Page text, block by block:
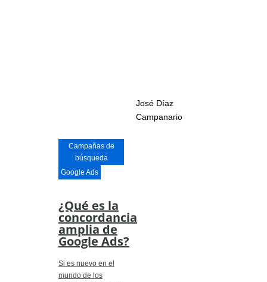
José Díaz
Campanario
Campañas de
búsqueda
Google Ads
¿Qué es la
concordancia
amplia de
Google Ads?
Si es nuevo en el
mundo de los